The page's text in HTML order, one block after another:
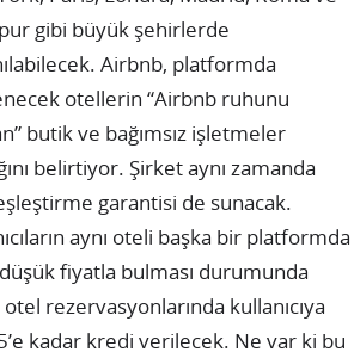
gibi büyük şehirlerde
Airbnb, platformda
otellerin “Airbnb ruhunu
butik ve bağımsız işletmeler
belirtiyor. Şirket aynı zamanda
garantisi de sunacak.
aynı oteli başka bir platformda
fiyatla bulması durumunda
rezervasyonlarında kullanıcıya
kadar kredi verilecek. Ne var ki bu